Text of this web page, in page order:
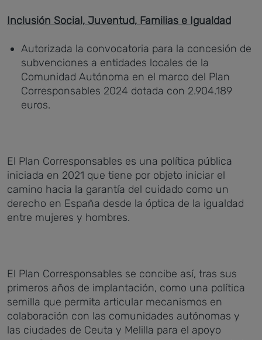
Inclusión Social, Juventud, Familias e Igualdad
Autorizada la convocatoria para la concesión de
subvenciones a entidades locales de la
Comunidad Autónoma en el marco del Plan
Corresponsables 2024 dotada con 2.904.189
euros.
El Plan Corresponsables es una política pública
iniciada en 2021 que tiene por objeto iniciar el
camino hacia la garantía del cuidado como un
derecho en España desde la óptica de la igualdad
entre mujeres y hombres.
El Plan Corresponsables se concibe así, tras sus
primeros años de implantación, como una política
semilla que permita articular mecanismos en
colaboración con las comunidades autónomas y
las ciudades de Ceuta y Melilla para el apoyo